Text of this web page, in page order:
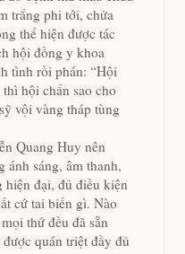
trắng phi tới, chửa
thể hiện được tác
hội đồng y khoa
tình rồi phán: “Hội
hội chẩn sao cho
vội vàng tháp tùng
Quang Huy nên
ánh sáng, âm thanh,
hiện đại, đủ điều kiện
cứ tai biến gì. Nào
thứ đều đã sẵn
quán triệt đầy đủ